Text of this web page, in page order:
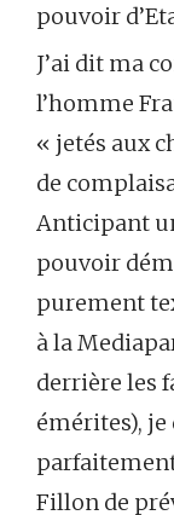
pouvoir
J’ai dit ma
l’homme
« jetés aux
de
Anticipant
pouvoir
purement
à la
derrière les
émérites),
Fillon de